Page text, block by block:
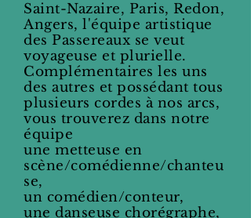
Saint-Nazaire, Paris, Redon,
Angers, l'équipe artistique
des Passereaux se veut
voyageuse et plurielle.
Complémentaires les uns
des autres et possédant tous
plusieurs cordes à nos arcs,
vous trouverez dans notre
équipe
une metteuse en
scène/comédienne/chanteu
se,
un comédien/conteur,
une danseuse chorégraphe,